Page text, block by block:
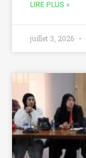
LIRE PLUS »
juillet 3, 2026